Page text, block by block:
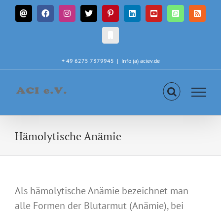
Zum
InhaltE-
Mail
FacebookInstagram
X PinterestLinkedInYouTubeWhatsApp
Rss
IN
+ 49 6275 7379945 | Info (a) aciev.de
Hämolytische Anämie
Als hämolytische Anämie bezeichnet man
alle Formen der Blutarmut (Anämie), bei